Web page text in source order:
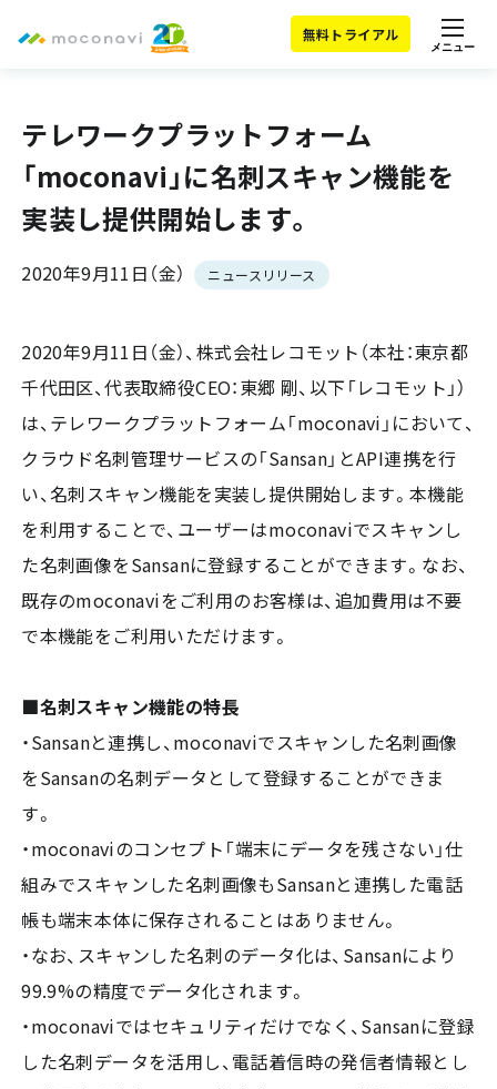
無料トライアル
メニュー
テレワークプラットフォーム
「moconavi」に名刺スキャン機能を
実装し提供開始します。
2020年9月11日（金） ニュースリリース
2020年9月11日（金）、株式会社レコモット（本社：東京都
千代田区、代表取締役CEO：東郷 剛、以下「レコモット」）
は、テレワークプラットフォーム「moconavi」において、
クラウド名刺管理サービスの「Sansan」とAPI連携を行
い、名刺スキャン機能を実装し提供開始します。本機能
を利用することで、ユーザーはmoconaviでスキャンし
た名刺画像をSansanに登録することができます。なお、
既存のmoconaviをご利用のお客様は、追加費用は不要
で本機能をご利用いただけます。
■名刺スキャン機能の特長
・Sansanと連携し、moconaviでスキャンした名刺画像
をSansanの名刺データとして登録することができま
す。
・moconaviのコンセプト「端末にデータを残さない」仕
組みでスキャンした名刺画像もSansanと連携した電話
帳も端末本体に保存されることはありません。
・なお、スキャンした名刺のデータ化は、Sansanにより
99.9%の精度でデータ化されます。
・moconaviではセキュリティだけでなく、Sansanに登録
した名刺データを活用し、電話着信時の発信者情報とし